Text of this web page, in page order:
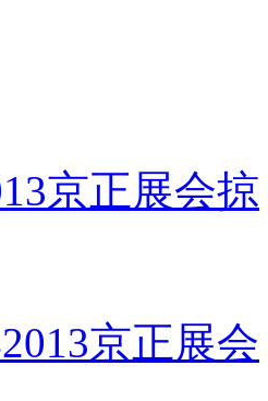
京正展会掠
京正展会